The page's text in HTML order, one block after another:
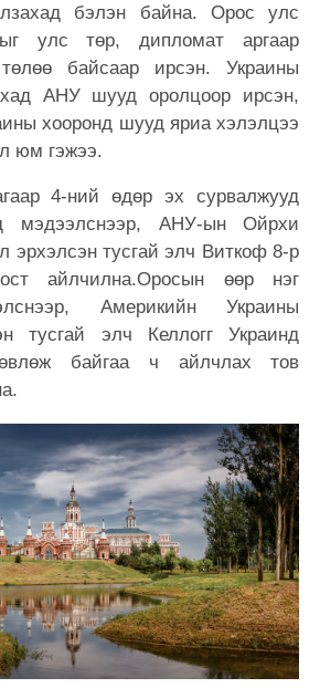
бэлэн байна. Орос улс
улс төр, дипломат аргаар
байсаар ирсэн. Украины
АНУ шууд оролцоор ирсэн,
хооронд шууд яриа хэлэлцээ
юм гэжээ.
4-ний өдөр эх сурвалжууд
мэдээлснээр, АНУ-ын Ойрхи
эрхэлсэн тусгай элч Виткоф 8-р
айлчилна.Оросын өөр нэг
Америкийн Украины
тусгай элч Келлогг Украинд
байгаа ч айлчлах тов